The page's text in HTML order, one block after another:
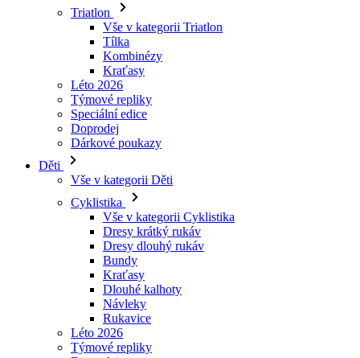
Léto 2026
Týmové repliky
Speciální edice
Doprodej
Dárkové poukazy
Děti
Vše v kategorii Děti
Cyklistika
Vše v kategorii Cyklistika
Dresy dlouhý rukáv
Bundy
Kraťasy
Dlouhé kalhoty
Návleky
Rukavice
Léto 2026
Týmové repliky
Doprodej
Speciální edice
Dárkové poukazy
Vlastní design
Příběhy